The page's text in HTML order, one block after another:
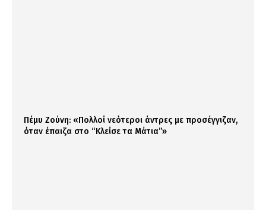
Πέμυ Ζούνη: «Πολλοί νεότεροι άντρες με προσέγγιζαν,
όταν έπαιζα στο “Κλείσε τα Μάτια”»